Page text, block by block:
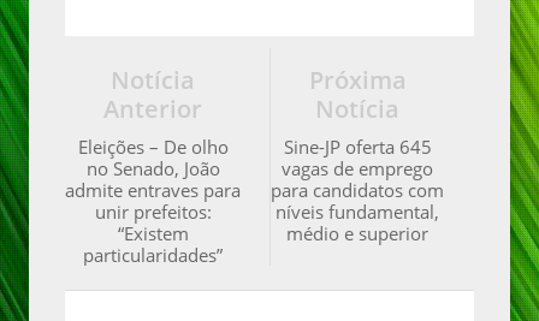
Próxima
Notícia
Sine-JP oferta 645
vagas de emprego
para candidatos com
níveis fundamental,
médio e superior
Notícia
Anterior
Eleições – De olho
no Senado, João
admite entraves para
unir prefeitos:
“Existem
particularidades”